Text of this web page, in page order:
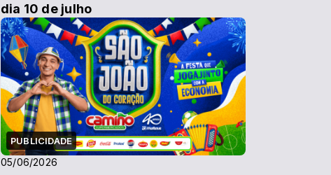
dia 10 de julho
PUBLICIDADE
05/06/2026